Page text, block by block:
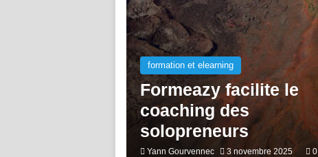
formation et elearning
Formeazy facilite le
coaching des
solopreneurs
Yann Gourvennec 3 novembre 2025 0